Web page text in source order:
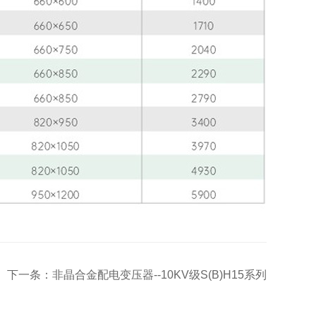
下一条：非晶合金配电变压器--10KV级S(B)H15系列